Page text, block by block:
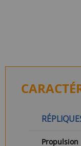
Propulsion